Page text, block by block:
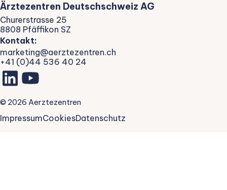
Ärztezentren Deutschschweiz AG
Churerstrasse 25
8808 Pfäffikon SZ
Kontakt:
marketing@aerztezentren.ch
+41 (0)44 536 40 24
© 2026 Aerztezentren
ImpressumCookiesDatenschutz